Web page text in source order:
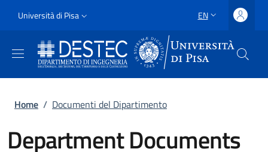
Slim
Università di Pisa LANGUAGE
EN
Breadcrumb
Home / Documenti del Dipartimento
Department Documents